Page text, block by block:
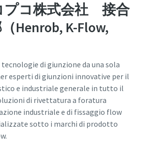
プコ株式会社 接合
Henrob, K-Flow,
di giunzione da una sola
esperti di giunzioni innovative per il
e industriale generale in tutto il
di rivettatura a foratura
industriale e di fissaggio flow
sotto i marchi di prodotto